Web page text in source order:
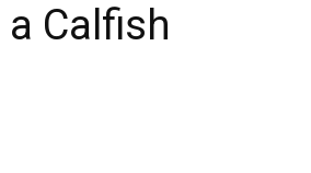
Calfish